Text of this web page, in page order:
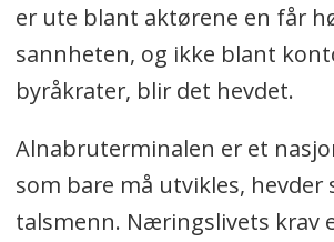
er ute blant aktørene en får
sannheten, og ikke blant
byråkrater, blir det hevdet.
Alnabruterminalen er et
som bare må utvikles, hevder
talsmenn. Næringslivets krav